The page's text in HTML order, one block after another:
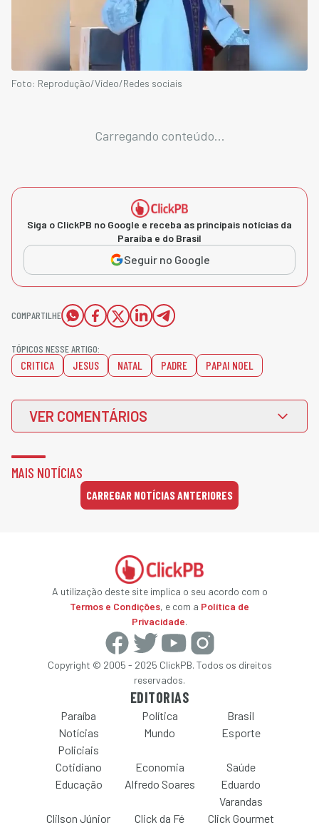
Foto: Reprodução/Vídeo/Redes sociais
Carregando conteúdo...
Siga o ClickPB no Google e receba as principais notícias da
Paraíba e do Brasil
Seguir no Google
COMPARTILHE
TÓPICOS NESSE ARTIGO:
CRITICA JESUS NATAL PADRE PAPAI NOEL
VER COMENTÁRIOS
MAIS NOTÍCIAS
CARREGAR NOTÍCIAS ANTERIORES
A utilização deste site implica o seu acordo com o
Termos e Condições, e com a Política de
Privacidade.
Copyright © 2005 - 2025 ClickPB. Todos os direitos
reservados.
EDITORIAS
Paraíba Política
Brasil
Notícias
Policiais
Mundo Esporte
Cotidiano Economia
Saúde
Educação
Alfredo Soares
Eduardo
Varandas
Clilson Júnior
Click da Fé Click Gourmet